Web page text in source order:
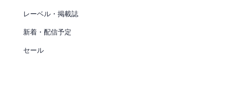
レーベル・掲載誌
新着・配信予定
セール